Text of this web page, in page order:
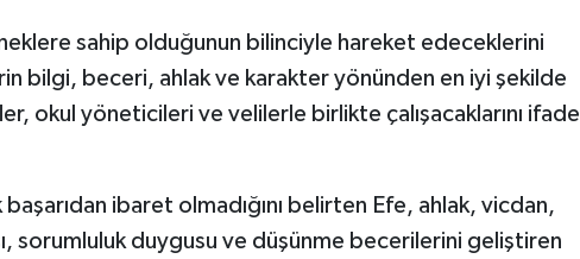
sahip olduğunun bilinciyle hareket edeceklerini
bilgi, beceri, ahlak ve karakter yönünden en iyi şekilde
okul yöneticileri ve velilerle birlikte çalışacaklarını ifade
ibaret olmadığını belirten Efe, ahlak, vicdan,
sorumluluk duygusu ve düşünme becerilerini geliştiren